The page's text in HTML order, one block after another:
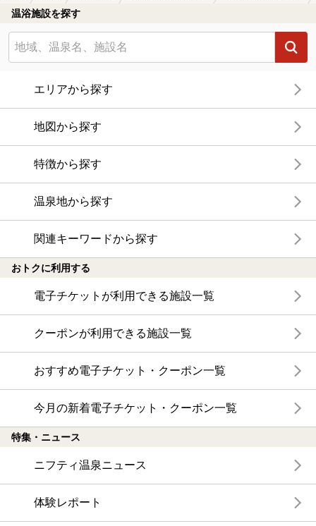
温浴施設を探す
エリアから探す
地図から探す
特徴から探す
温泉地から探す
関連キーワードから探す
おトクに利用する
電子チケットが利用できる施設一覧
クーポンが利用できる施設一覧
おすすめ電子チケット・クーポン一覧
今月の新着電子チケット・クーポン一覧
特集・ニュース
ニフティ温泉ニュース
体験レポート